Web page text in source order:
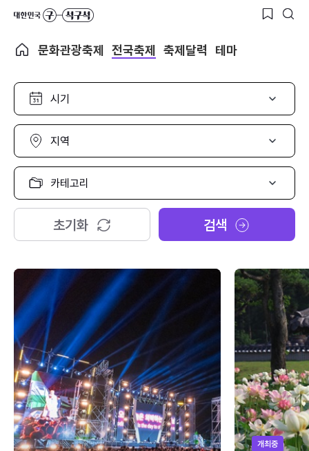
문화관광축제 전국축제 축제달력 테마
시
선
택
지
선
택
카
고
리
택
초기화 검색
개최중